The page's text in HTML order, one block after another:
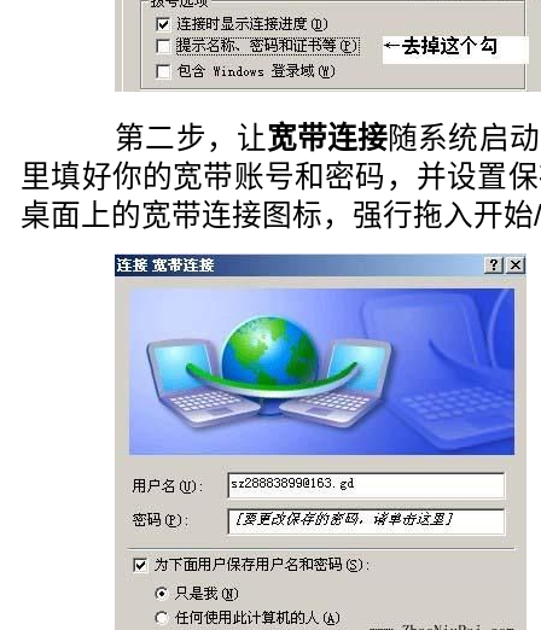
第二步，让宽带连接随系统启
里填好你的宽带账号和密码，并设置
桌面上的宽带连接图标，强行拖入开